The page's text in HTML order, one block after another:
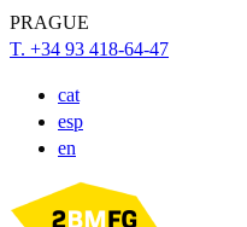
PRAGUE
T. +34 93 418-64-47
cat
esp
en